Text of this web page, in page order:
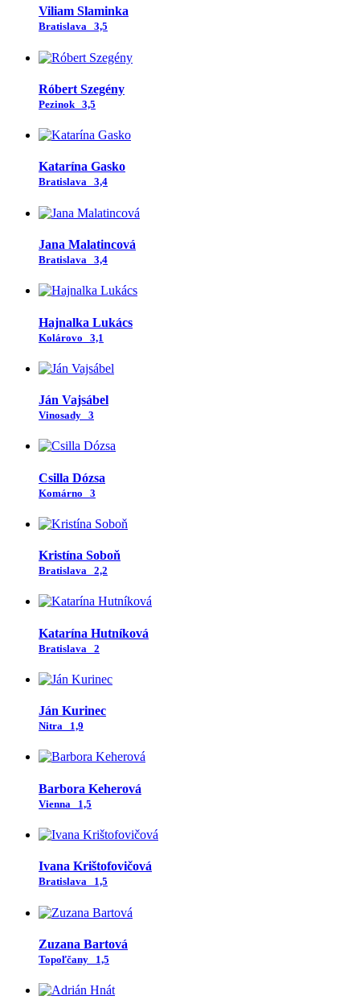
Viliam Slaminka
Bratislava 3,5
Róbert Szegény
Pezinok 3,5
Katarína Gasko
Bratislava 3,4
Jana Malatincová
Bratislava 3,4
Hajnalka Lukács
Kolárovo 3,1
Ján Vajsábel
Vinosady 3
Csilla Dózsa
Komárno 3
Kristína Soboň
Bratislava 2,2
Katarína Hutníková
Bratislava 2
Ján Kurinec
Nitra 1,9
Barbora Keherová
Vienna 1,5
Ivana Krištofovičová
Bratislava 1,5
Zuzana Bartová
Topoľčany 1,5